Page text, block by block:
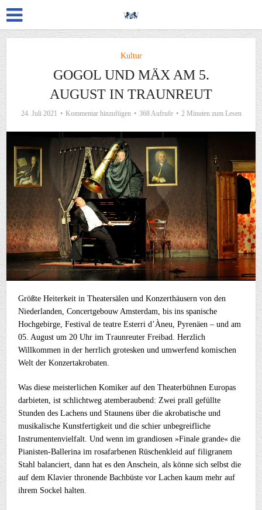
Kultur
GOGOL UND MÄX AM 5.
AUGUST IN TRAUNREUT
24. Juli 2021 Kommentar hinzufügen 368 Aufrufe 2 Minuten zum Lesen
Größte Heiterkeit in Theatersälen und Konzerthäusern von den
Niederlanden, Concertgebouw Amsterdam, bis ins spanische
Hochgebirge, Festival de teatre Esterri d’Àneu, Pyrenäen – und am
05. August um 20 Uhr im Traunreuter Freibad. Herzlich
Willkommen in der herrlich grotesken und umwerfend komischen
Welt der Konzertakrobaten.
Was diese meisterlichen Komiker auf den Theaterbühnen Europas
darbieten, ist schlichtweg atemberaubend: Zwei prall gefüllte
Stunden des Lachens und Staunens über die akrobatische und
musikalische Kunstfertigkeit und die schier unbegreifliche
Instrumentenvielfalt. Und wenn im grandiosen »Finale grande« die
Pianisten-Ballerina im rosafarbenen Rüschenkleid auf filigranem
Stahl balanciert, dann hat es den Anschein, als könne sich selbst die
auf dem Klavier thronende Bachbüste vor Lachen kaum mehr auf
ihrem Sockel halten.